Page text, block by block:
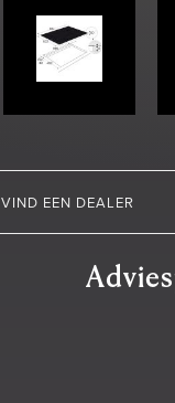
VIND EEN DEALER